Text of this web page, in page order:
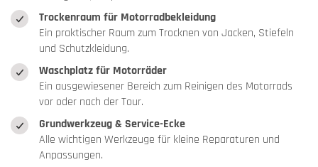
Trockenraum für Motorradbekleidung
Ein praktischer Raum zum Trocknen von Jacken, Stiefeln
und Schutzkleidung.
Waschplatz für Motorräder
Ein ausgewiesener Bereich zum Reinigen des Motorrads
vor oder nach der Tour.
Grundwerkzeug & Service-Ecke
Alle wichtigen Werkzeuge für kleine Reparaturen und
Anpassungen.